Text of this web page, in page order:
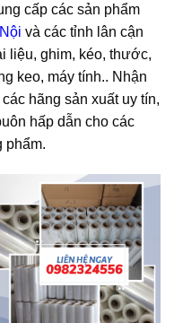
cấp các sản phẩm
và các tỉnh lân cận
liệu, ghim, kéo, thước,
keo, máy tính.. Nhận
hãng sản xuất uy tín,
hấp dẫn cho các
phẩm.